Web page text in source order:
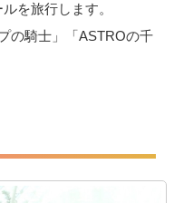
を旅行します。
の騎士」「ASTROの千